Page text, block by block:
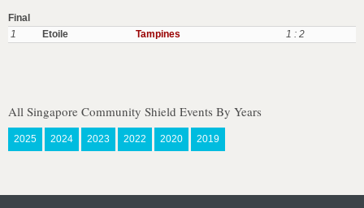
Final
1
Etoile Tampines 1 : 2
All Singapore Community Shield Events By Years
2025 2024 2023 2022 2020 2019